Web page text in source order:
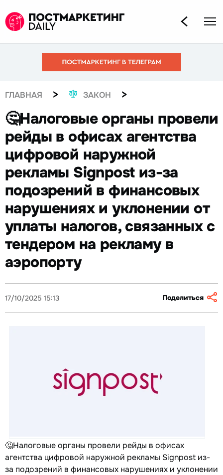
ГЛАВНАЯ > ЗАКОН >
🤔Налоговые органы провели
рейды в офисах агентства
цифровой наружной
рекламы Signpost из-за
подозрений в финансовых
нарушениях и уклонении от
уплаты налогов, связанных с
тендером на рекламу в
аэропорту
17/10/2025 15:13 Поделиться
🤔Налоговые органы провели рейды в офисах
агентства цифровой наружной рекламы Signpost из-
за подозрений в финансовых нарушениях и уклонении